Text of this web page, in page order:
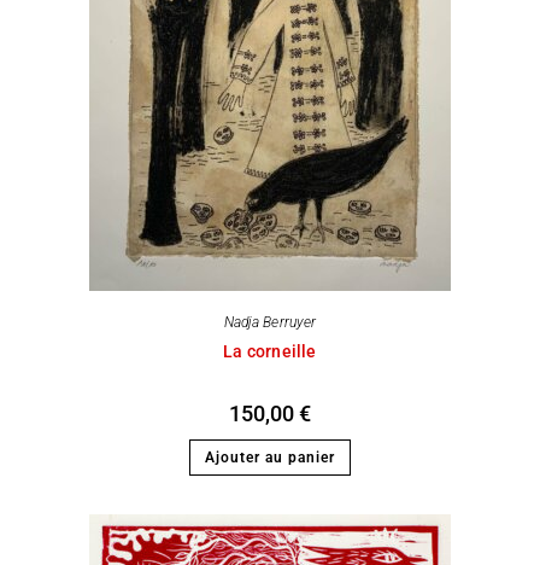
Nadja Berruyer
La corneille
150,00€
Ajouter au panier